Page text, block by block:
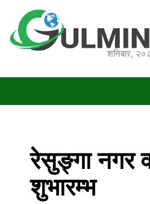
content
शनिबार,
रेसुङ्गा नगर
शुभारम्भ